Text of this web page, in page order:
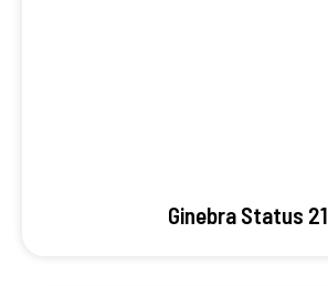
Ginebra Status 21